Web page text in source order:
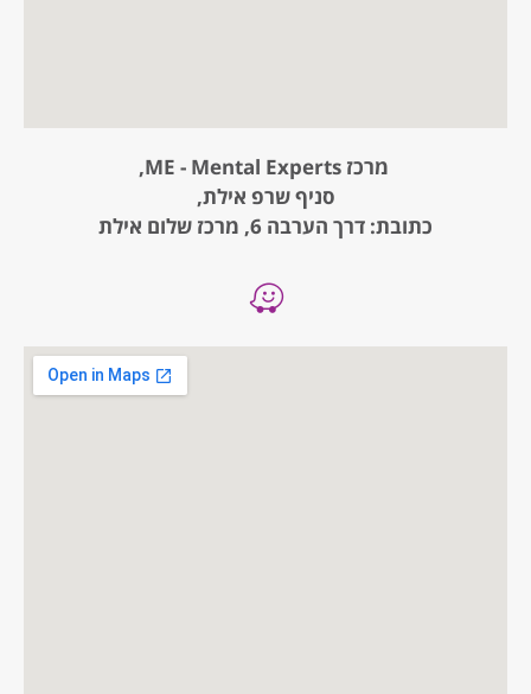
מרכז ME - Mental Experts,
סניף שרפ אילת,
כתובת: דרך הערבה 6, מרכז שלום אילת